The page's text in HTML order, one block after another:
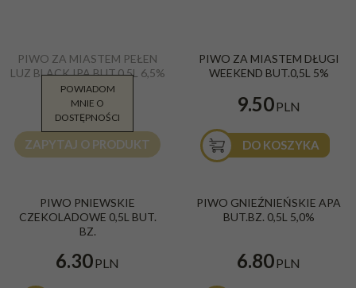
PIWO ZA MIASTEM PEŁEN
LUZ BLACK IPA BUT.0,5L 6,5%
11.30PLN
ZAPYTAJ O PRODUKT
POWIADOM
MNIE O
DOSTĘPNOŚCI
PIWO ZA MIASTEM DŁUGI
WEEKEND BUT.0,5L 5%
9.50PLN
DO KOSZYKA
PIWO PNIEWSKIE
CZEKOLADOWE 0,5L BUT.
BZ.
6.30PLN
PIWO GNIEŹNIEŃSKIE APA
BUT.BZ. 0,5L 5,0%
6.80PLN